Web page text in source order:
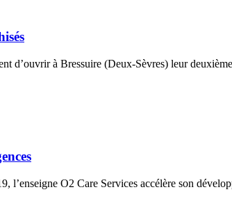
d’ouvrir à Bressuire (Deux-Sèvres) leur
O2 Care Services accélère son